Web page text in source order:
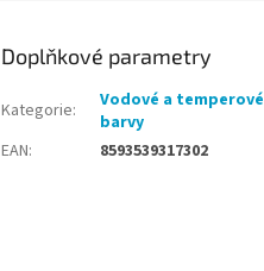
Doplňkové parametry
Kategorie:
Vodové a temperové
barvy
EAN: 8593539317302